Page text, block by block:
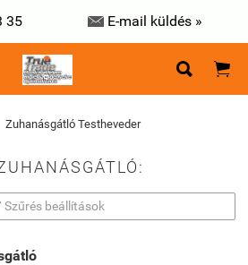
35  E-mail küldés »
 
Zuhanásgátló Testheveder
Szűrés beállítások